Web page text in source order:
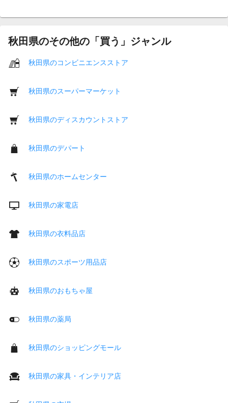
秋田県のその他の「買う」ジャンル
秋田県のコンビニエンスストア
秋田県のスーパーマーケット
秋田県のディスカウントストア
秋田県のデパート
秋田県のホームセンター
秋田県の家電店
秋田県の衣料品店
秋田県のスポーツ用品店
秋田県のおもちゃ屋
秋田県の薬局
秋田県のショッピングモール
秋田県の家具・インテリア店